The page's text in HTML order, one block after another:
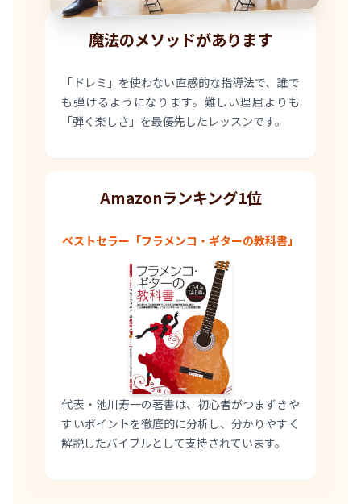
9割が未経験スタート
楽譜が読めなくても大丈夫！
魔法のメソッドがあります
「ドレミ」を使わない直感的な指導法で、誰で
も弾けるようになります。難しい理屈よりも
「弾く楽しさ」を最優先したレッスンです。
Amazonランキング1位
ベストセラー「フラメンコ・ギターの教科書」
代表・池川寿一の著書は、初心者がつまずきや
すいポイントを徹底的に分析し、分かりやすく
解説したバイブルとして支持されています。